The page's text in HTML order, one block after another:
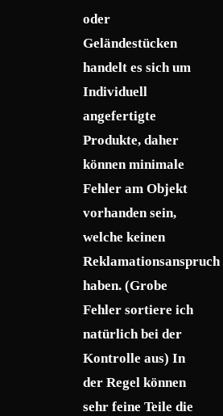
oder
Geländestücken
handelt es sich um
Individuell
angefertigte
Produkte, daher
können minimale
Fehler am Objekt
vorhanden sein,
welche keinen
Reklamationsanspruch
haben. (Grobe
Fehler sortiere ich
natürlich bei der
Kontrolle aus) In
der Regel können
sehr feine Teile die